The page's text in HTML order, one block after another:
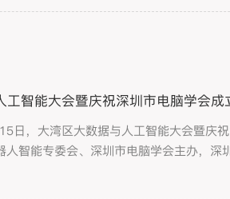
工智能大会暨庆祝深圳市电脑学会
日，大湾区大数据与人工智能大会暨庆
人智能专委会、深圳市电脑学会主办，